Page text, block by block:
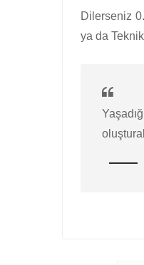
Dilerseniz
ya da